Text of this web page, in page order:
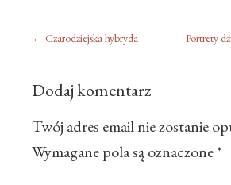
← Czarodziejska hybryda Portrety
Dodaj komentarz
Twój adres email nie zostanie
Wymagane pola są oznaczone*